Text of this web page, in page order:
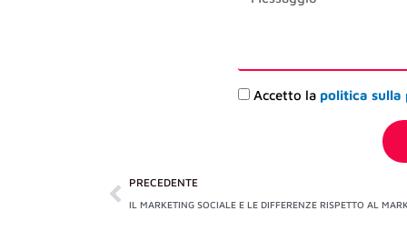
Accettazione
Accetto la politica sulla
Precedente
PRECEDENTE